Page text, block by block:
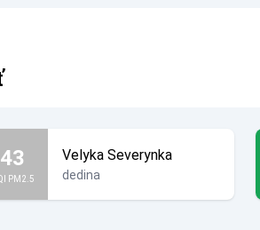
43
PM2.5
Velyka Severynka
dedina